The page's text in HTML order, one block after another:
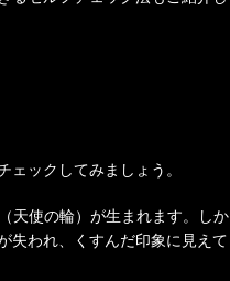
ックしてみましょう。
天使の輪）が生まれます。しか
失われ、くすんだ印象に見えて